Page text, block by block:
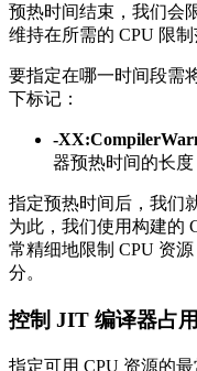
预热时间结束，我们会
维持在所需的 CPU 限制
要指定在哪一时间段需
下标记：
-
器预热时间的长度
指定预热时间后，我们
为此，我们使用构建的
常精细地限制 CPU 资
分。
控制 JIT 编译器占
指定可用 CPU 资源的